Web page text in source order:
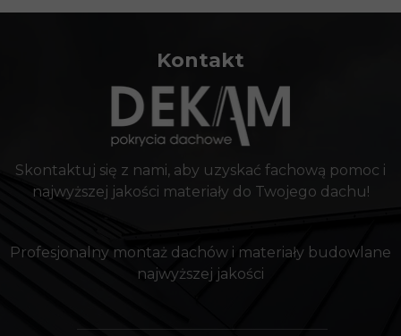
Kontakt
Skontaktuj się z nami, aby uzyskać fachową pomoc i
najwyższej jakości materiały do Twojego dachu!
Profesjonalny montaż dachów i materiały budowlane
najwyższej jakości